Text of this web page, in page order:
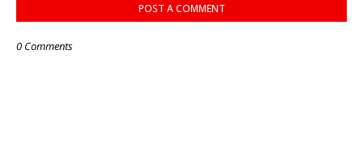
POST A COMMENT
0 Comments